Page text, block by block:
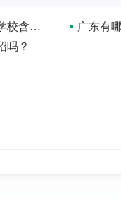
报名自考大专流程复杂吗？哪间学校含金量更高？
吗？